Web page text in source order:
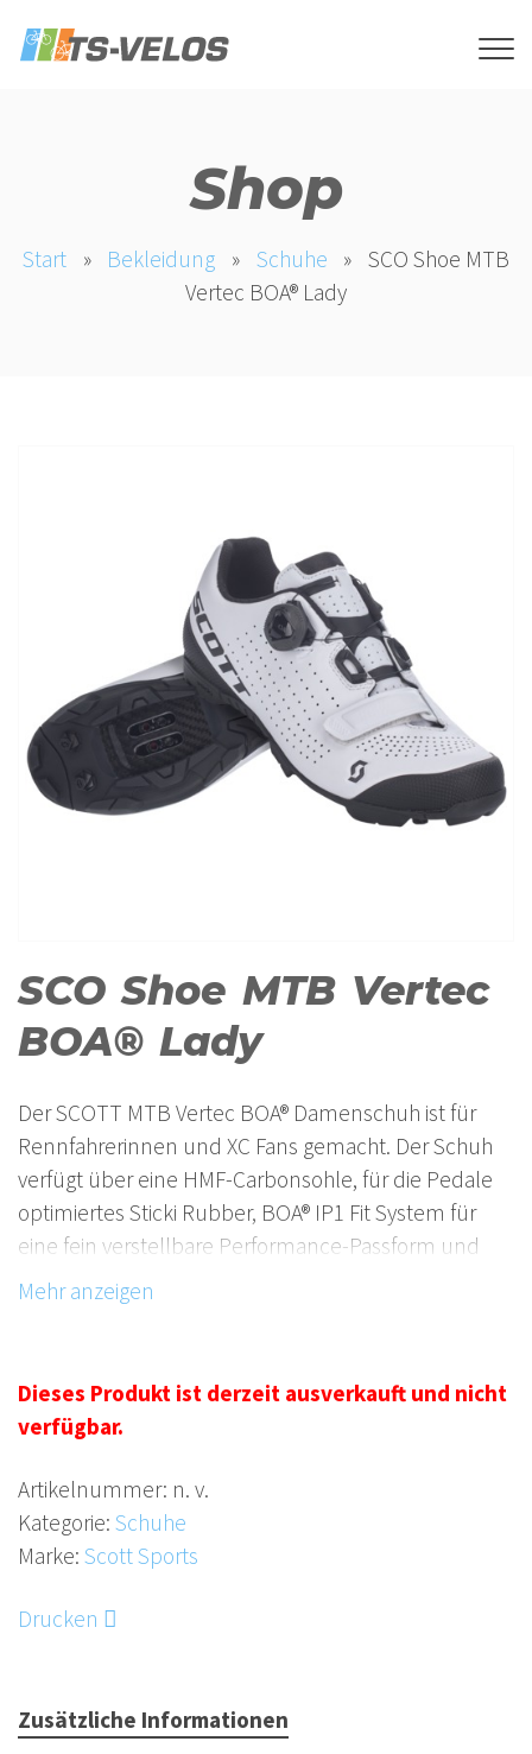
Shop
Start » Bekleidung » Schuhe » SCO Shoe MTB
Vertec BOA® Lady
SCO Shoe MTB Vertec
BOA® Lady
Der SCOTT MTB Vertec BOA® Damenschuh ist für
Rennfahrerinnen und XC Fans gemacht. Der Schuh
verfügt über eine HMF-Carbonsohle, für die Pedale
optimiertes Sticki Rubber, BOA® IP1 Fit System für
eine fein verstellbare Performance-Passform und
eine ErgoLogic Innensohle mit Einlage.
Klettverschluss für anatomische Passform
+ Herausnehmbare ErgoLogic-Innensohle
MATERIAL
Laufsohle: HMF Carbon, Sticki Rubber / Steifigkeits-
Index 9
Obermaterial: Leichte Mikrofaser, 3D-Airmesh
Dieses Produkt ist derzeit ausverkauft und nicht
verfügbar.
Artikelnummer: n. v.
Kategorie: Schuhe
Marke: Scott Sports
Drucken
Zusätzliche Informationen